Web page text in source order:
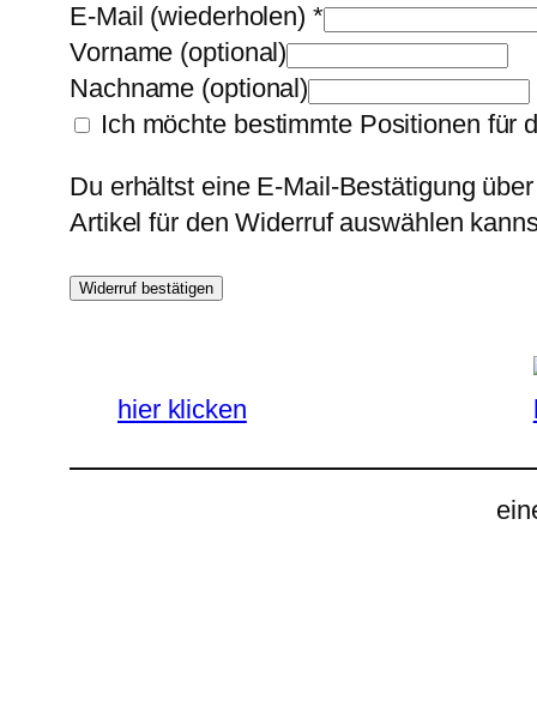
E-Mail (wiederholen) *
Vorname (optional)
Nachname (optional)
Ich möchte bestimmte Positionen für
Du erhältst eine E-Mail-Bestätigung
Artikel für den Widerruf auswählen
Widerruf bestätigen
hier klicken